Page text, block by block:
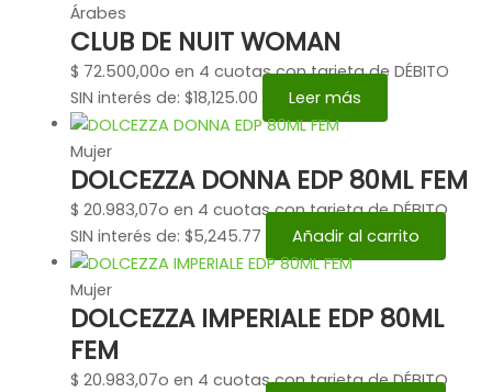
Árabes
CLUB DE NUIT WOMAN
$ 72.500,00o en 4 cuotas con tarjeta de DÉBITO
SIN interés de: $18,125.00
Leer más
Mujer
DOLCEZZA DONNA EDP 80ML FEM
$ 20.983,07o en 4 cuotas con tarjeta de DÉBITO
SIN interés de: $5,245.77
Añadir al carrito
Mujer
DOLCEZZA IMPERIALE EDP 80ML
FEM
$ 20.983,07o en 4 cuotas con tarjeta de DÉBITO